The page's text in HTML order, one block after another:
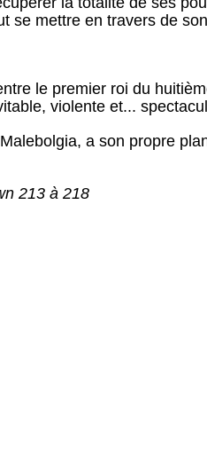
se mettre en travers de
le premier roi du
violente et...
a son propre
213 à 218